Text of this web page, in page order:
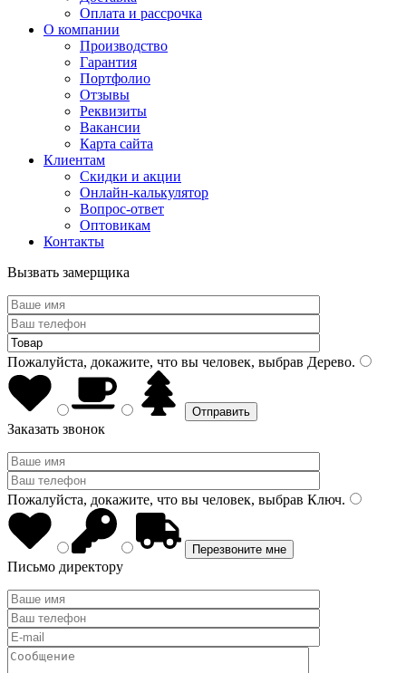
Оплата и рассрочка
О компании
Производство
Гарантия
Портфолио
Отзывы
Реквизиты
Вакансии
Карта сайта
Клиентам
Скидки и акции
Онлайн-калькулятор
Вопрос-ответ
Оптовикам
Контакты
Вызвать замерщика
Пожалуйста, докажите, что вы человек, выбрав Дерево.
Заказать звонок
Пожалуйста, докажите, что вы человек, выбрав Ключ.
Письмо директору